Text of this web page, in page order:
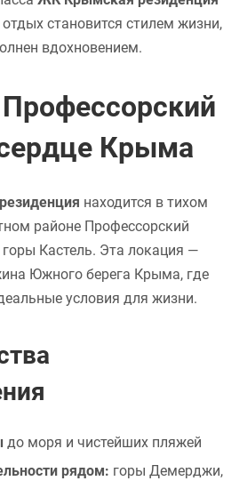
становится стилем жизни,
вдохновением.
Крыма
находится в тихом
районе Профессорский
Кастель. Эта локация —
Южного берега Крыма, где
условия для жизни.
до моря и чистейших пляжей
рядом: горы Демерджи,